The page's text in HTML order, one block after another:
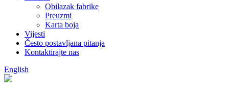
Obilazak fabrike
Preuzmi
Karta boja
Vijesti
Često postavljana pitanja
Kontaktirajte nas
English